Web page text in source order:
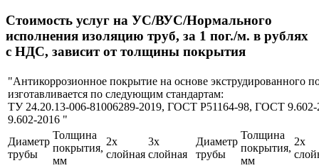
Стоимость услуг на УС/ВУС/Нормального
исполнения изоляцию труб, за 1 пог./м. в рублях
с НДС, зависит от толщины покрытия
"Антикоррозионное покрытие на основе экструдированного
изготавливается по следующим стандартам:
ТУ 24.20.13-006-81006289-2019, ГОСТ Р51164-98, ГОСТ
9.602-2016 "
Диаметр
трубы
Толщина
покрытия,
мм
2х
слойная
3х
слойная
Диаметр
трубы
Толщина
покрытия,
мм
2х